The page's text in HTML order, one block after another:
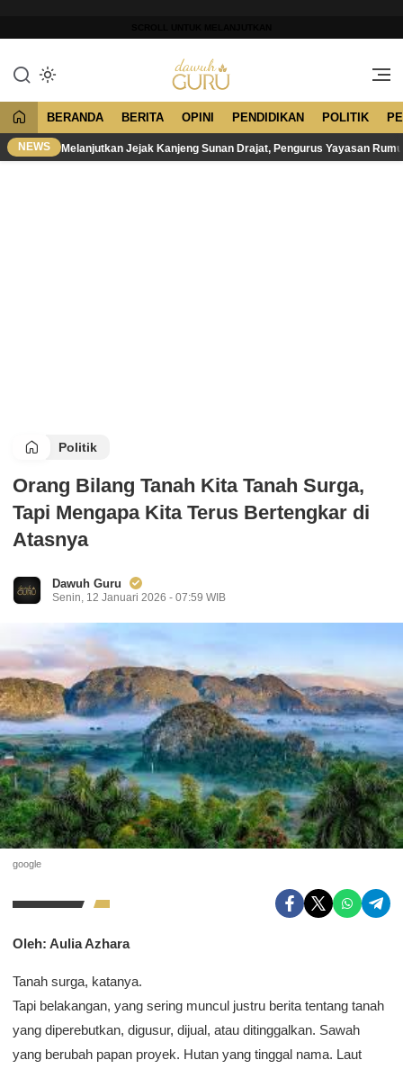
konten
Dawuh Guru
Merawat Tradisi, Membangun
BERANDA BERITA OPINI PENDIDIKAN POLITIK
NEWS Melanjutkan Jejak Kanjeng Sunan Drajat, Pengurus Yayasan
Politik
Orang Bilang Tanah Kita Tanah Surga,
Tapi Mengapa Kita Terus Bertengkar di
Atasnya
Dawuh Guru
Senin, 12 Januari 2026 - 07:59 WIB
google
Oleh: Aulia Azhara
Tanah surga, katanya.
Tapi belakangan, yang sering muncul justru berita tentang tanah
yang diperebutkan, digusur, dijual, atau ditinggalkan. Sawah
yang berubah papan proyek. Hutan yang tinggal nama. Laut